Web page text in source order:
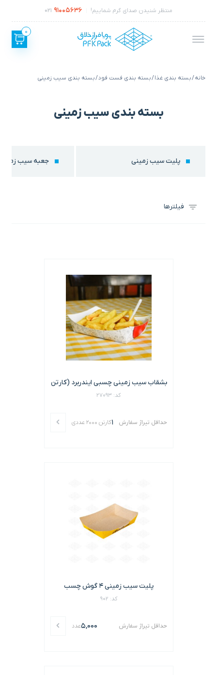
منتظر شنیدن صدای گرم شماییم! 91005636
021
0
خانه/بسته بندی غذا/بسته بندی فست فود/ بسته بندی سیب زمینی
بسته بندی سیب زمینی
پلیت سیب زمینی جعبه سیب
فیلترها
بشقاب سیب زمینی چسبی ایندربرد (کارتن
کد: 27093
حداقل تیراژ سفارش 1کارتن 2000 عددی
پلیت سیب زمینی 4 گوش چسب
کد: 902
حداقل تیراژ سفارش 5,000عدد